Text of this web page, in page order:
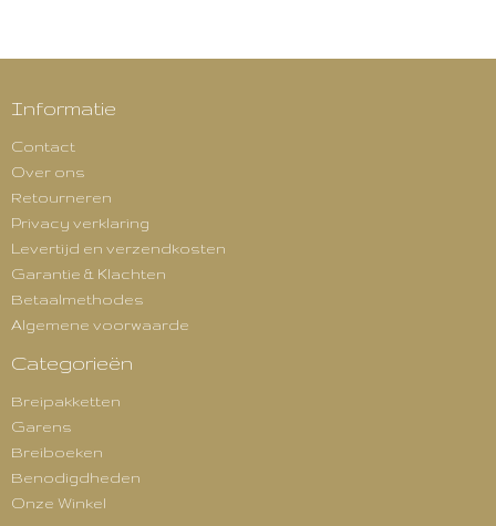
Informatie
Contact
Over ons
Retourneren
Privacy verklaring
Levertijd en verzendkosten
Garantie & Klachten
Betaalmethodes
Algemene voorwaarde
Categorieën
Breipakketten
Garens
Breiboeken
Benodigdheden
Onze Winkel